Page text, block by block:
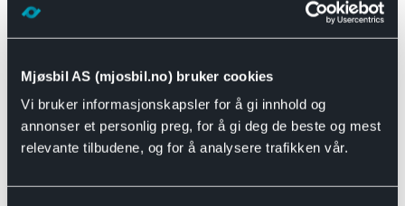
Mjøsbil AS (mjosbil.no) bruker cookies
Vi bruker informasjonskapsler for å gi innhold og
annonser et personlig preg, for å gi deg de beste og mest
relevante tilbudene, og for å analysere trafikken vår.
Motor og drivverk
Se alle Universal
Bremsedeler
Se alle Bremsedeler
Bremsenippler
Drivline og motor
Se alle Drivline og motor
Eksosanlegg